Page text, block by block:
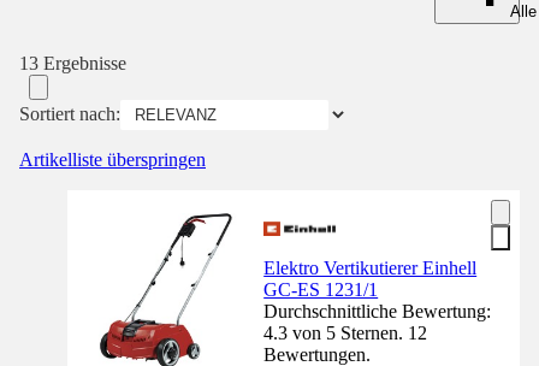
13 Ergebnisse
Sortiert nach:
Artikelliste überspringen
Elektro Vertikutierer Einhell
GC-ES 1231/1
Durchschnittliche Bewertung:
4.3 von 5 Sternen. 12
Bewertungen.